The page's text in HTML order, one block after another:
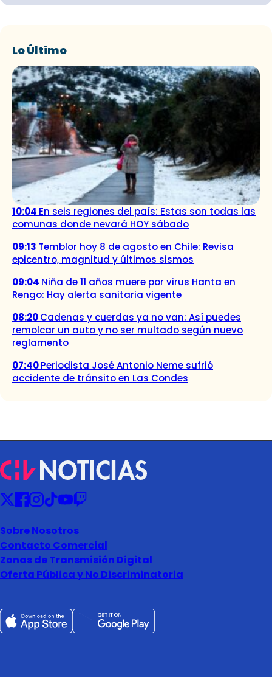
Lo Último
10:04 En seis regiones del país: Estas son todas las
comunas donde nevará HOY sábado
09:13 Temblor hoy 8 de agosto en Chile: Revisa
epicentro, magnitud y últimos sismos
09:04 Niña de 11 años muere por virus Hanta en
Rengo: Hay alerta sanitaria vigente
08:20Cadenas y cuerdas ya no van: Así puedes
remolcar un auto y no ser multado según nuevo
reglamento
07:40Periodista José Antonio Neme sufrió
accidente de tránsito en Las Condes
Sobre Nosotros
Contacto Comercial
Zonas de Transmisión Digital
Oferta Pública y No Discriminatoria